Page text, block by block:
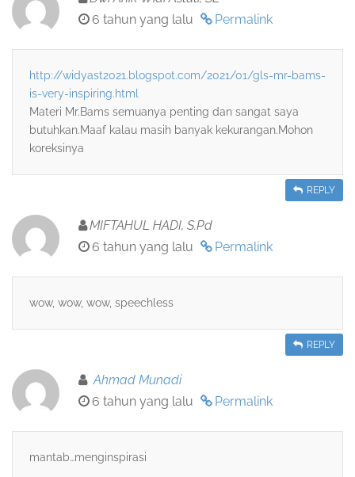
6 tahun yang lalu
Permalink
http://widyast2021.blogspot.com/2021/01/gls-mr-bams-
is-very-inspiring.html
Materi Mr.Bams semuanya penting dan sangat saya
butuhkan.Maaf kalau masih banyak kekurangan.Mohon
koreksinya
REPLY
MIFTAHUL HADI, S.Pd
6 tahun yang lalu
Permalink
wow, wow, wow, speechless
REPLY
Ahmad Munadi
6 tahun yang lalu
Permalink
mantab…menginspirasi